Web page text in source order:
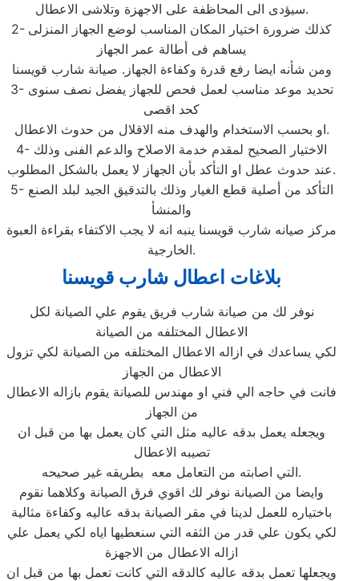
سيؤدى الى المحاظفة على الاجهزة وتلاشى الاعطال.
2- كذلك ضرورة اختيار المكان المناسب لوضع الجهاز المنزلى
يساهم فى أطالة عمر الجهاز
ومن شأنه ايضا رفع قدرة وكفاءة الجهاز. صيانة شارب قويسنا
3- تحديد موعد مناسب لعمل فحص للجهاز يفضل نصف سنوى
كحد اقصى
او بحسب الاستخدام والهدف منه الاقلال من حدوث الاعطال.
4- الاختيار الصحيح لمقدم خدمة الاصلاح والدعم الفنى وذلك
عند حدوث عطل او التأكد بأن الجهاز لا يعمل بالشكل المطلوب.
5- التأكد من أصلية قطع الغيار وذلك بالتدقيق الجيد لبلد الصنع
والمنشأ
مركز صيانه شارب قويسنا ينبه انه لا يجب الاكتفاء بقراءة العبوة
الخارجية.
بلاغات اعطال شارب قويسنا
نوفر لك من صيانة شارب فريق يقوم علي الصيانة لكل
الاعطال المختلفه من الصيانة
لكي يساعدك في ازاله الاعطال المختلفه من الصيانة لكي تزول
الاعطال من الجهاز
فانت في حاجه الي فني او مهندس للصيانة يقوم بازاله الاعطال
من الجهاز
ويجعله يعمل بدقه عاليه مثل التي كان يعمل بها من قبل ان
تصيبه الاعطال
التي اصابته من التعامل معه بطريقه غير صحيحه.
وايضا من الصيانة نوفر لك اقوي فرق الصيانة وكلاهما نقوم
باختياره للعمل لدينا في مقر الصيانة بدقه عاليه وكفاءة مثالية
لكي يكون علي قدر من الثقه التي سنعطيها اياه لكي يعمل علي
ازاله الاعطال من الاجهزة
ويجعلها تعمل بدقه عاليه كالدقه التي كانت تعمل بها من قبل ان